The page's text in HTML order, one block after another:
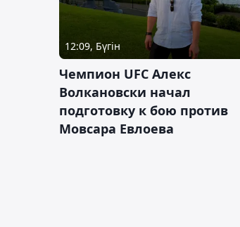
12:09, Бүгін
Чемпион UFC Алекс
Волкановски начал
подготовку к бою против
Мовсара Евлоева